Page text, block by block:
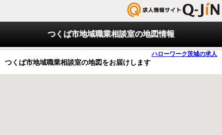
つくば市地域職業相談室の地図情報
ハローワーク茨城の求人
つくば市地域職業相談室の地図をお届けします